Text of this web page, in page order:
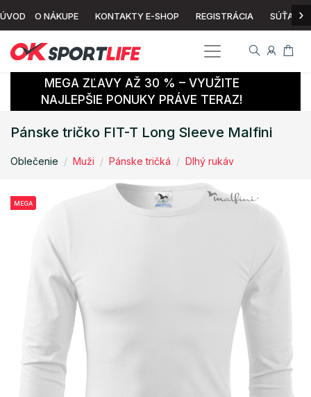
ÚVOD O NÁKUPE KONTAKTY E-SHOP REGISTRÁCIA SÚŤAŽ ›
MEGA ZĽAVY AŽ 30 % – VYUŽITE
NAJLEPŠIE PONUKY PRÁVE TERAZ!
Pánske tričko FIT-T Long Sleeve Malfini
Oblečenie Muži Pánske tričká Dlhý rukáv
MEGA